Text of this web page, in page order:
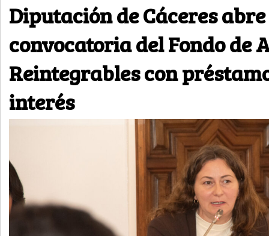
Diputación de Cáceres
convocatoria del Fondo de
Reintegrables con
interés